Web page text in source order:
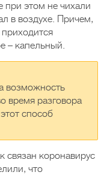
этом не чихали
в воздухе. Причем,
– капельный.
возможность
время разговора
способ
связан коронавирус
что